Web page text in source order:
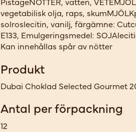
vegetabilisk olja, raps,
solroslecitin, vanilj, färgämne:
E133, Emulgeringsmedel:
Kan innehållas spår av nötter
Produkt
Dubai Choklad Selected Gourmet
Antal per förpackning
12